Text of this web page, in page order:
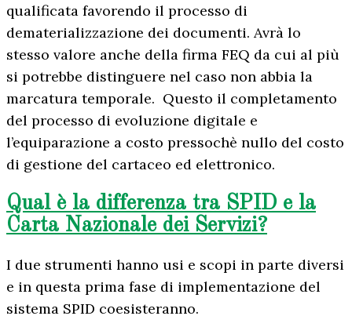
qualificata favorendo il processo di
dematerializzazione dei documenti. Avrà lo
stesso valore anche della firma FEQ da cui al più
si potrebbe distinguere nel caso non abbia la
marcatura temporale. Questo il completamento
del processo di evoluzione digitale e
l’equiparazione a costo pressochè nullo del costo
di gestione del cartaceo ed elettronico.
Qual è la differenza tra SPID e la
Carta Nazionale dei Servizi?
I due strumenti hanno usi e scopi in parte diversi
e in questa prima fase di implementazione del
sistema SPID coesisteranno.